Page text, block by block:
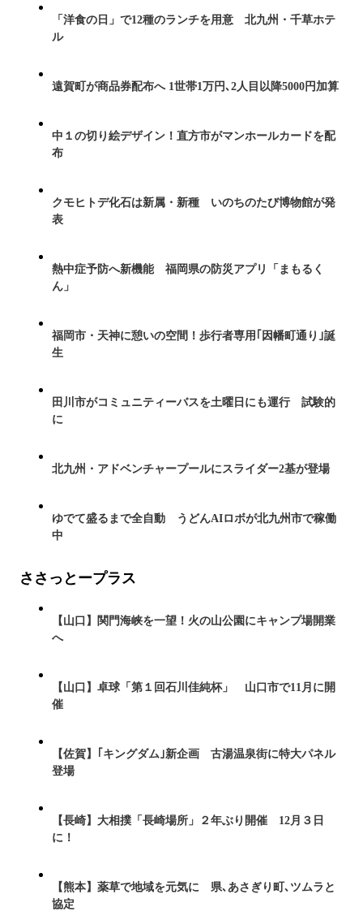
「洋食の日」で12種のランチを用意 北九州・千草ホテ
ル
遠賀町が商品券配布へ 1世帯1万円､2人目以降5000円加算
中１の切り絵デザイン！直方市がマンホールカードを配
布
クモヒトデ化石は新属・新種 いのちのたび博物館が発
表
熱中症予防へ新機能 福岡県の防災アプリ「まもるく
ん」
福岡市・天神に憩いの空間！歩行者専用｢因幡町通り｣誕
生
田川市がコミュニティーバスを土曜日にも運行 試験的
に
北九州・アドベンチャープールにスライダー2基が登場
ゆでて盛るまで全自動 うどんAIロボが北九州市で稼働
中
ささっとープラス
【山口】関門海峡を一望！火の山公園にキャンプ場開業
へ
【山口】卓球「第１回石川佳純杯」 山口市で11月に開
催
【佐賀】｢キングダム｣新企画 古湯温泉街に特大パネル
登場
【長崎】大相撲「長崎場所」２年ぶり開催 12月３日
に！
【熊本】薬草で地域を元気に 県､あさぎり町､ツムラと
協定